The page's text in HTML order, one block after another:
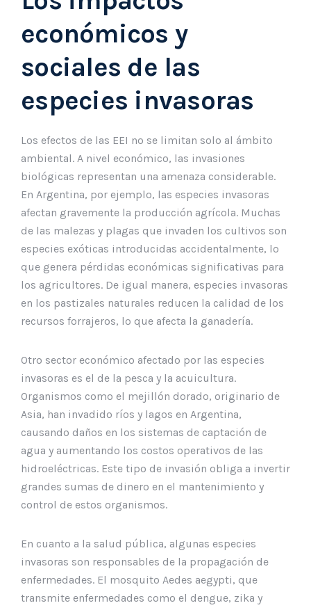
económicos y
sociales de las
especies invasoras
Los efectos de las EEI no se limitan solo al ámbito
ambiental. A nivel económico, las invasiones
biológicas representan una amenaza considerable.
En Argentina, por ejemplo, las especies invasoras
afectan gravemente la producción agrícola. Muchas
de las malezas y plagas que invaden los cultivos son
especies exóticas introducidas accidentalmente, lo
que genera pérdidas económicas significativas para
los agricultores. De igual manera, especies invasoras
en los pastizales naturales reducen la calidad de los
recursos forrajeros, lo que afecta la ganadería.
Otro sector económico afectado por las especies
invasoras es el de la pesca y la acuicultura.
Organismos como el mejillón dorado, originario de
Asia, han invadido ríos y lagos en Argentina,
causando daños en los sistemas de captación de
agua y aumentando los costos operativos de las
hidroeléctricas. Este tipo de invasión obliga a invertir
grandes sumas de dinero en el mantenimiento y
control de estos organismos.
En cuanto a la salud pública, algunas especies
invasoras son responsables de la propagación de
enfermedades. El mosquito Aedes aegypti, que
transmite enfermedades como el dengue, zika y